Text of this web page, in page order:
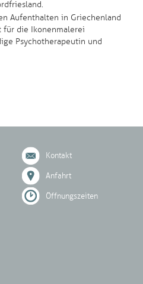
Aufenthalten in Griechenland
für die Ikonenmalerei
Psychotherapeutin und
Kontakt
Anfahrt
Öffnungszeiten